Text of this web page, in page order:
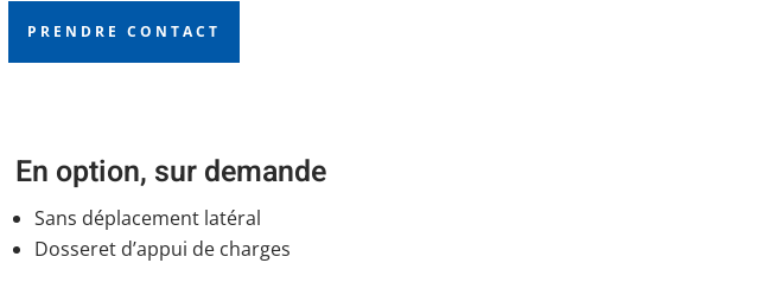
PRENDRE CONTACT
En option, sur demande
Sans déplacement latéral
Dosseret d’appui de charges